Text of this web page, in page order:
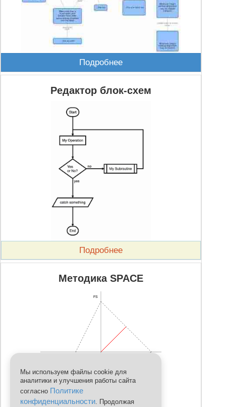
Подробнее
Редактор блок-схем
Подробнее
Методика SPACE
FS
Мы используем файлы cookie для
аналитики и улучшения работы сайта
согласно Политике
конфиденциальности. Продолжая